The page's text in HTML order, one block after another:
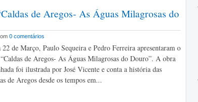
de Aregos- As Águas Milagrosas do
0 comentários
22 de Março, Paulo Sequeira e Pedro Ferreira apresentaram o
de Aregos- As Águas Milagrosas do Douro”. A obra
foi ilustrada por José Vicente e conta a história das
de Aregos desde os tempos em...